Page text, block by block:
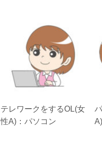
テレワークをするOL(女
性A)：パソコン